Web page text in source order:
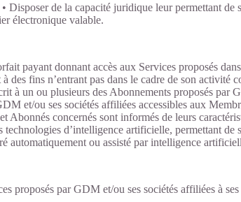
de la capacité juridique leur permettant
électronique valable.
payant donnant accès aux Services proposés
fins n’entrant pas dans le cadre de son activité
un ou plusieurs des Abonnements proposés par
et/ou ses sociétés affiliées accessibles aux
concernés sont informés de leurs
d’intelligence artificielle, permettant de
automatiquement ou assisté par intelligence
proposés par GDM et/ou ses sociétés affiliées à